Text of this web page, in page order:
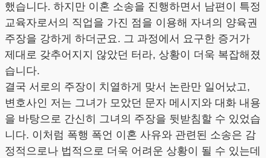
했습니다. 하지만 이혼 소송을 진행하면서 남편이 특정
교육자로서의 직업을 가진 점을 이용해 자녀의 양육권
주장을 강하게 하더군요. 그 과정에서 요구한 증거가
제대로 갖추어지지 않았던 터라, 상황이 더욱 복잡해졌
습니다.
결국 서로의 주장이 치열하게 맞서 논란만 일어났고,
변호사인 저는 그녀가 모았던 문자 메시지와 대화 내용
을 바탕으로 간신히 그녀의 주장을 뒷받침할 수 있었습
니다. 이처럼 폭행 폭언 이혼 사유와 관련된 소송은 감
정적으로나 법적으로 더욱 어려운 상황이 될 수 있는데